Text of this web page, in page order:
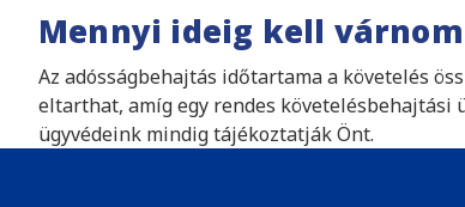
Mennyi ideig kell
Az adósságbehajtás időtartama a követelés
eltarthat, amíg egy rendes követelésbehajtási
ügyvédeink mindig tájékoztatják Önt.